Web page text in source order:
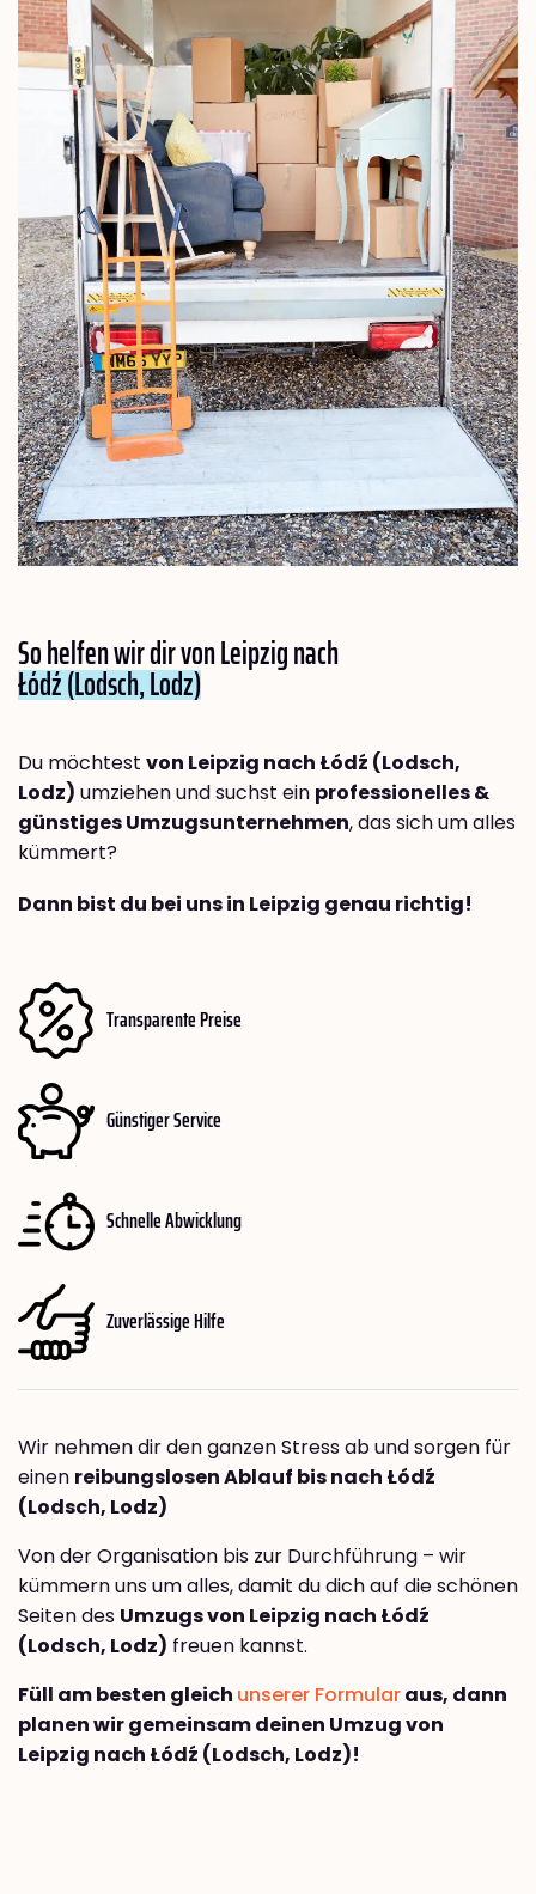
So helfen wir dir von Leipzig nach
Łódź (Lodsch, Lodz)
Du möchtest von Leipzig nach Łódź (Lodsch,
Lodz) umziehen und suchst ein professionelles &
günstiges Umzugsunternehmen, das sich um alles
kümmert?
Dann bist du bei uns in Leipzig genau richtig!
Transparente Preise
Günstiger Service
Schnelle Abwicklung
Zuverlässige Hilfe
Wir nehmen dir den ganzen Stress ab und sorgen für
einen reibungslosen Ablauf bis nach Łódź
(Lodsch, Lodz)
Von der Organisation bis zur Durchführung – wir
kümmern uns um alles, damit du dich auf die schönen
Seiten des Umzugs von Leipzig nach Łódź
(Lodsch, Lodz) freuen kannst.
Füll am besten gleich unserer Formularaus, dann
planen wir gemeinsam deinen Umzug von
Leipzig nach Łódź (Lodsch, Lodz)!